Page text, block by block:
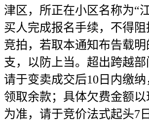
津区，所正在小区名称为“
买人完成报名手续，不得
竞拍，若取本通知布告载
支，以防上当。超出跨越
请于变卖成交后10日内缴
领取余款；具体欠费金额以
为准，请于竞价法式起头7